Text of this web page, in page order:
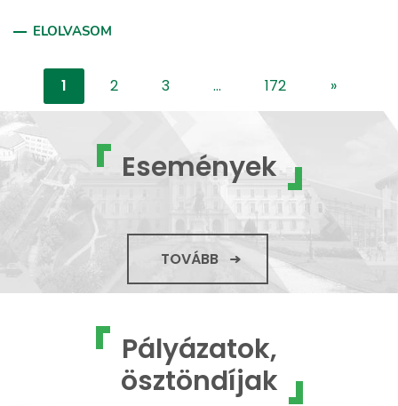
ELOLVASOM
1 2 3 ... 172 »
Események
TOVÁBB
Pályázatok,
ösztöndíjak